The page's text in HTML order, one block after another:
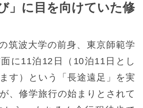
」に目を向けていた修
筑波大学の前身、東京師範学
に11泊12日（10泊11日とし
す）という「長途遠足」を実
、修学旅行の始まりとされて